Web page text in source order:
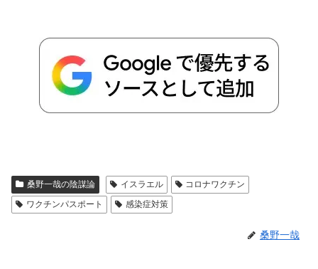
桑野一哉の陰謀論 イスラエル
コロナワクチン
ワクチンパスポート
感染症対策
桑野一哉